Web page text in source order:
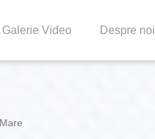
Galerie Video Despre noi